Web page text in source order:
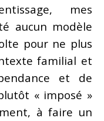
mes
aucun modèle
pour ne plus
familial et
et de
« imposé »
à faire un